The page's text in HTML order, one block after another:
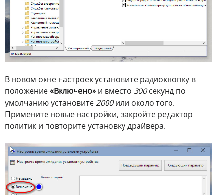
В новом окне настроек установите радиокнопку в
положение«Включено» и вместо 300секунд по
умолчанию установите 2000или около того.
Примените новые настройки, закройте редактор
политик и повторите установку драйвера.